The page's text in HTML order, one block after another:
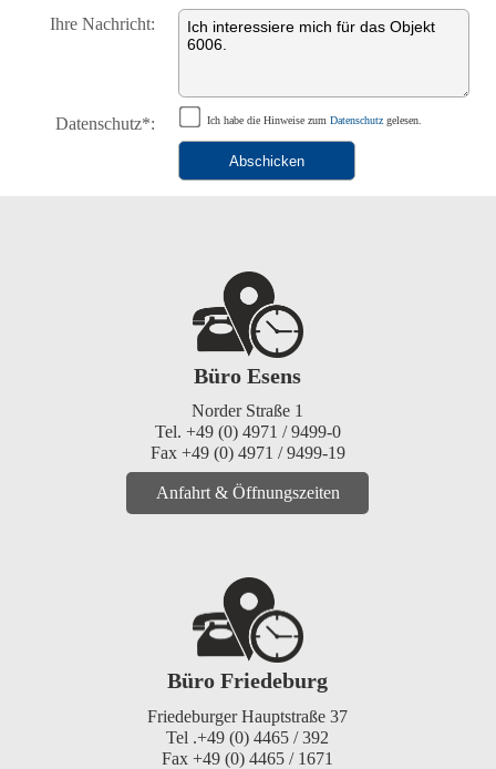
Ihre Nachricht:
Datenschutz*: Ich habe die Hinweise zumDatenschutz gelesen.
Büro Esens
Norder Straße 1
Tel. +49 (0) 4971 / 9499-0
Fax +49 (0) 4971 / 9499-19
Anfahrt & Öffnungszeiten
Büro Friedeburg
Friedeburger Hauptstraße 37
Tel .+49 (0) 4465 / 392
Fax +49 (0) 4465 / 1671